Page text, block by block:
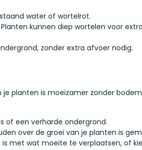
water of wortelrot.
kunnen diep wortelen voor
zonder extra afvoer nodig.
je planten is moeizamer zonder bodem
of een verharde ondergrond.
over de groei van je planten is
met wat moeite te verplaatsen, of